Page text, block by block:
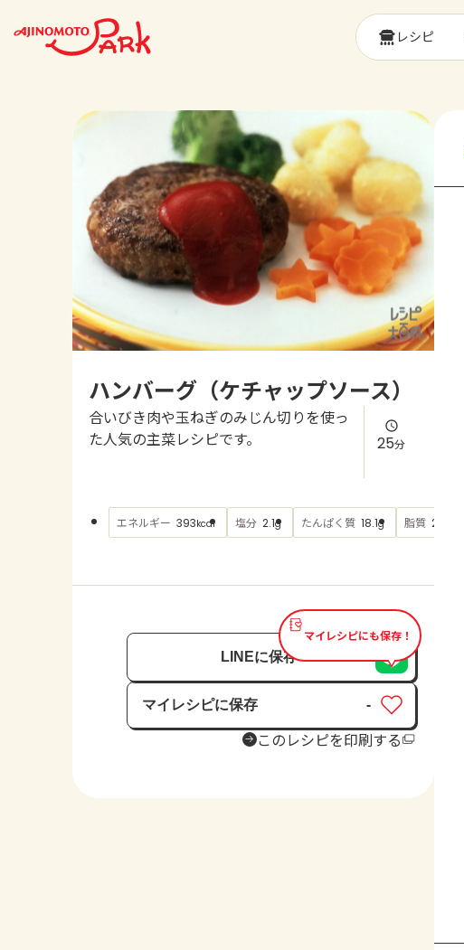
レシピ
ハンバーグ（ケチャップソース）
合いびき肉や玉ねぎのみじん切りを使っ
た人気の主菜レシピです。
25分
エネルギー 393kcal 塩分 2.1g たんぱく質 18.1g 脂質 27.2
マイレシピにも保存！
LINEに保存
マイレシピに保存
保存済み
-
このレシピを印刷する